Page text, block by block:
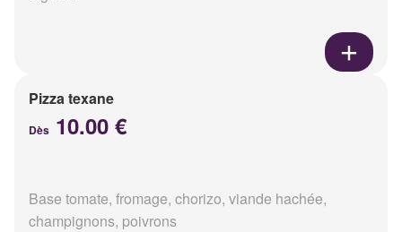
Pizza texane
Dès 10.00 €
Base tomate, fromage, chorizo, viande hachée,
champignons, poivrons